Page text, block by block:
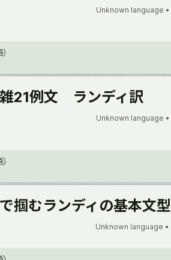
Unknown language •
21例文 ランディ訳
Unknown language •
掴むランディの基本文型
Unknown language •